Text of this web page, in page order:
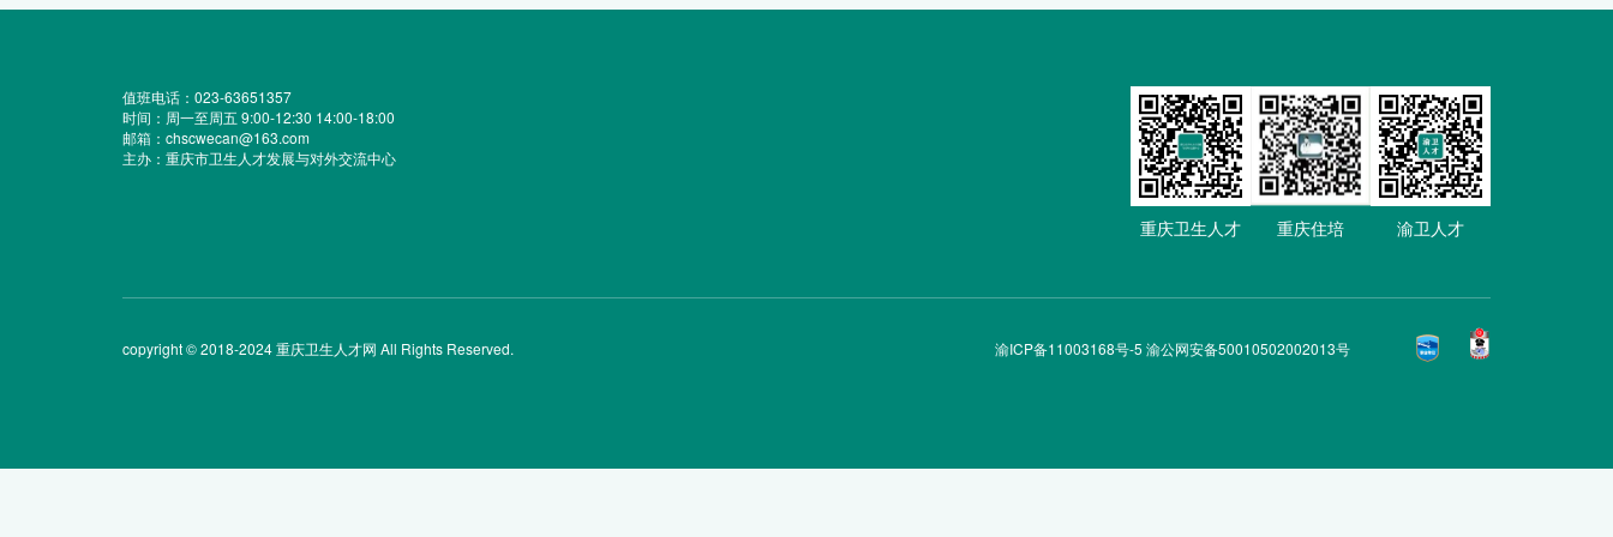
值班电话：023-63651357
时间：周一至周五 9:00-12:30 14:00-18:00
邮箱：chscwecan@163.com
主办：重庆市卫生人才发展与对外交流中心
重庆卫生人才 重庆住培 渝卫人才
copyright © 2018-2024 重庆卫生人才网 All Rights Reserved. 渝ICP备11003168号-5 渝公网安备50010502002013号